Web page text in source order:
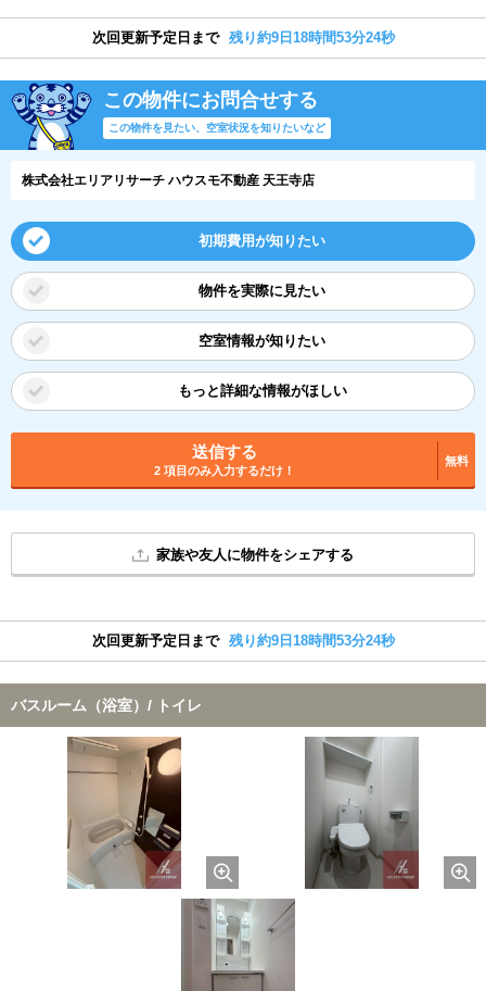
次回更新予定日まで 残り約9日18時間53分23秒
この物件にお問合せする
この物件を見たい、空室状況を知りたいなど
株式会社エリアリサーチ ハウスモ不動産 天王寺店
初期費用が知りたい
物件を実際に見たい
空室情報が知りたい
もっと詳細な情報がほしい
送信する
2 項目のみ入力するだけ！
無料
家族や友人に物件をシェアする
次回更新予定日まで 残り約9日18時間53分23秒
バスルーム（浴室）/ トイレ